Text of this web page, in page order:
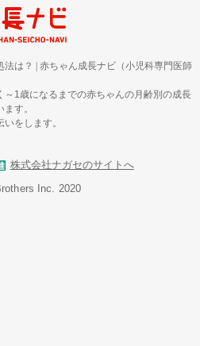
は？ | 赤ちゃん成長ナビ（小児科専門医師
1歳になるまでの赤ちゃんの月齢別の成長
す。
をします。
株式会社ナガセのサイトへ
Inc. 2020